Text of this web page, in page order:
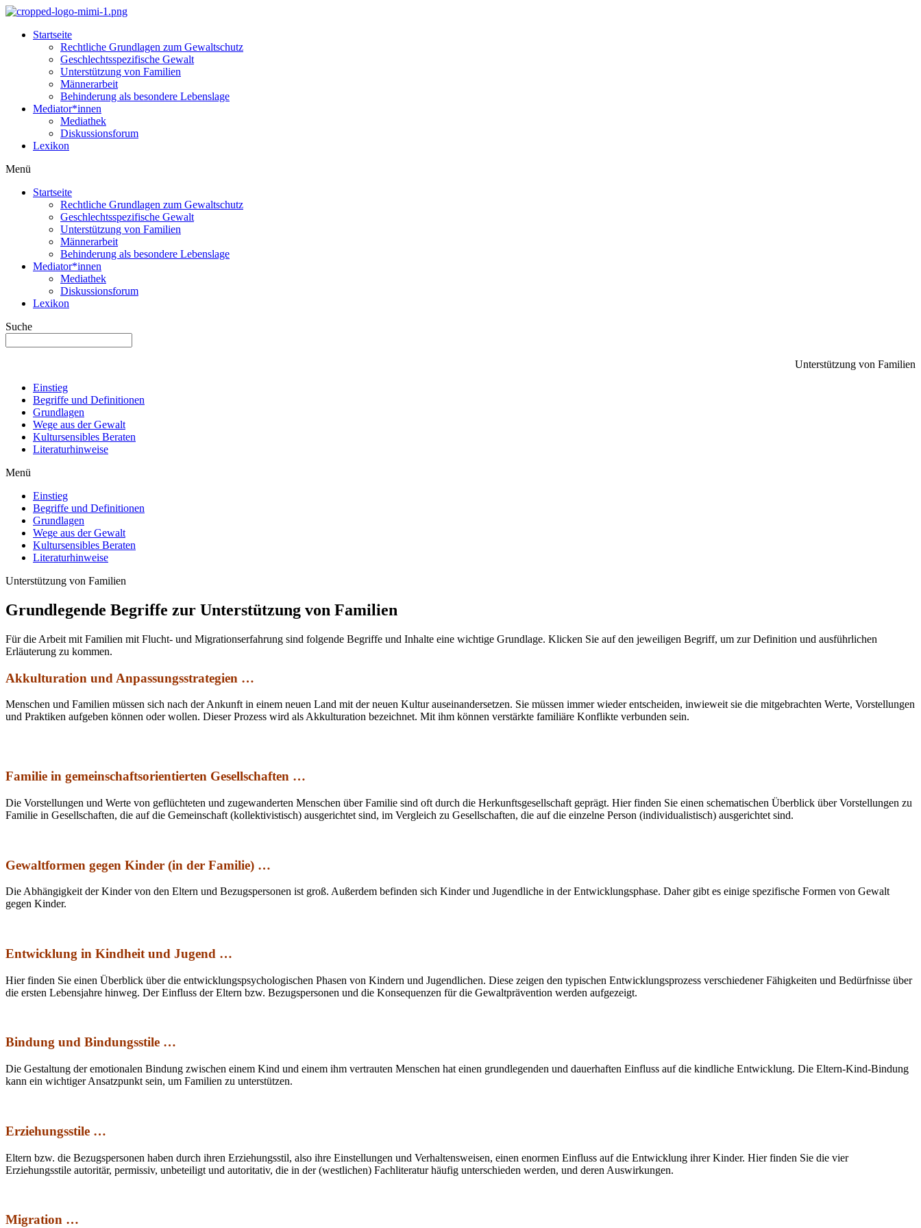
Startseite
Rechtliche Grundlagen zum Gewaltschutz
Geschlechtsspezifische Gewalt
Unterstützung von Familien
Männerarbeit
Behinderung als besondere Lebenslage
Mediator*innen
Mediathek
Diskussionsforum
Lexikon
Menü
Startseite
Rechtliche Grundlagen zum Gewaltschutz
Geschlechtsspezifische Gewalt
Unterstützung von Familien
Männerarbeit
Behinderung als besondere Lebenslage
Mediator*innen
Mediathek
Diskussionsforum
Lexikon
Suche
Unterstützung von Familien
Einstieg
Begriffe und Definitionen
Grundlagen
Wege aus der Gewalt
Kultursensibles Beraten
Literaturhinweise
Menü
Einstieg
Begriffe und Definitionen
Grundlagen
Wege aus der Gewalt
Kultursensibles Beraten
Literaturhinweise
Unterstützung von Familien
Grundlegende Begriffe zur Unterstützung von Familien
Für die Arbeit mit Familien mit Flucht- und Migrationserfahrung sind folgende Begriffe und Inhalte eine wichtige Grundlage. Klicken Sie auf den jeweiligen Begriff, um zur Definition und ausführlichen
Erläuterung zu kommen.
Akkulturation und Anpassungsstrategien …
Menschen und Familien müssen sich nach der Ankunft in einem neuen Land mit der neuen Kultur auseinandersetzen. Sie müssen immer wieder entscheiden, inwieweit sie die mitgebrachten Werte, Vorstellungen
und Praktiken aufgeben können oder wollen. Dieser Prozess wird als Akkulturation bezeichnet. Mit ihm können verstärkte familiäre Konflikte verbunden sein.
Familie in gemeinschaftsorientierten Gesellschaften …
Die Vorstellungen und Werte von geflüchteten und zugewanderten Menschen über Familie sind oft durch die Herkunftsgesellschaft geprägt. Hier finden Sie einen schematischen Überblick über Vorstellungen zu
Familie in Gesellschaften, die auf die Gemeinschaft (kollektivistisch) ausgerichtet sind, im Vergleich zu Gesellschaften, die auf die einzelne Person (individualistisch) ausgerichtet sind.
Gewaltformen gegen Kinder (in der Familie) …
Die Abhängigkeit der Kinder von den Eltern und Bezugspersonen ist groß. Außerdem befinden sich Kinder und Jugendliche in der Entwicklungsphase. Daher gibt es einige spezifische Formen von Gewalt
gegen Kinder.
Entwicklung in Kindheit und Jugend …
Hier finden Sie einen Überblick über die entwicklungspsychologischen Phasen von Kindern und Jugendlichen. Diese zeigen den typischen Entwicklungsprozess verschiedener Fähigkeiten und Bedürfnisse über
die ersten Lebensjahre hinweg. Der Einfluss der Eltern bzw. Bezugspersonen und die Konsequenzen für die Gewaltprävention werden aufgezeigt.
Bindung und Bindungsstile …
Die Gestaltung der emotionalen Bindung zwischen einem Kind und einem ihm vertrauten Menschen hat einen grundlegenden und dauerhaften Einfluss auf die kindliche Entwicklung. Die Eltern-Kind-Bindung
kann ein wichtiger Ansatzpunkt sein, um Familien zu unterstützen.
Erziehungsstile …
Eltern bzw. die Bezugspersonen haben durch ihren Erziehungsstil, also ihre Einstellungen und Verhaltensweisen, einen enormen Einfluss auf die Entwicklung ihrer Kinder. Hier finden Sie die vier
Erziehungsstile autoritär, permissiv, unbeteiligt und autoritativ, die in der (westlichen) Fachliteratur häufig unterschieden werden, und deren Auswirkungen.
Migration …